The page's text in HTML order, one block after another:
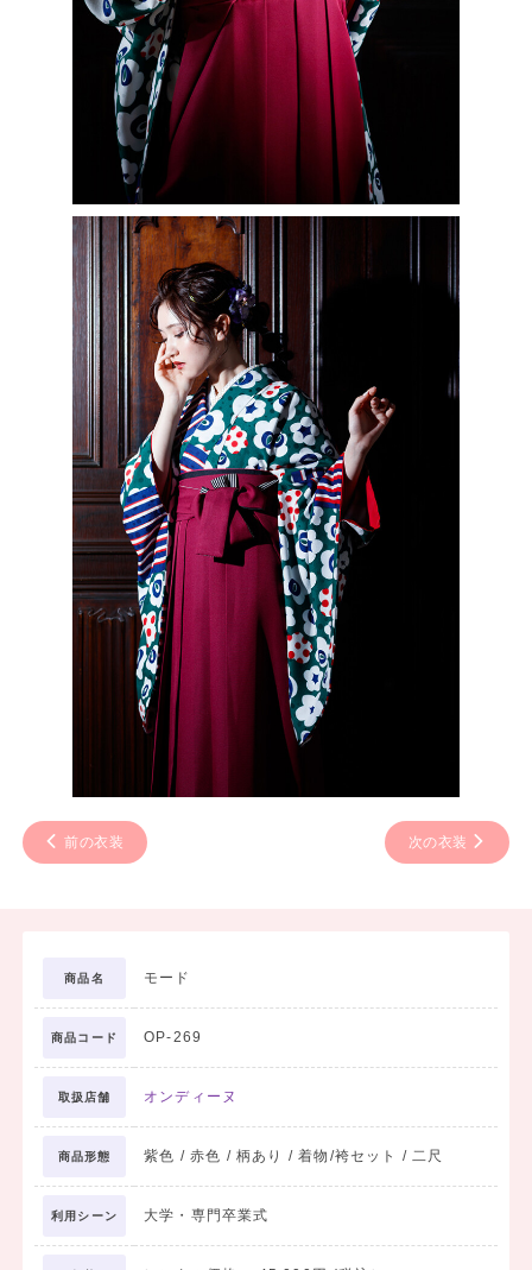
前の衣装 次の衣装
商品名 モード
商品コード OP-269
取扱店舗 オンディーヌ
商品形態 紫色 / 赤色 / 柄あり / 着物/袴セット / 二尺
利用シーン 大学・専門卒業式